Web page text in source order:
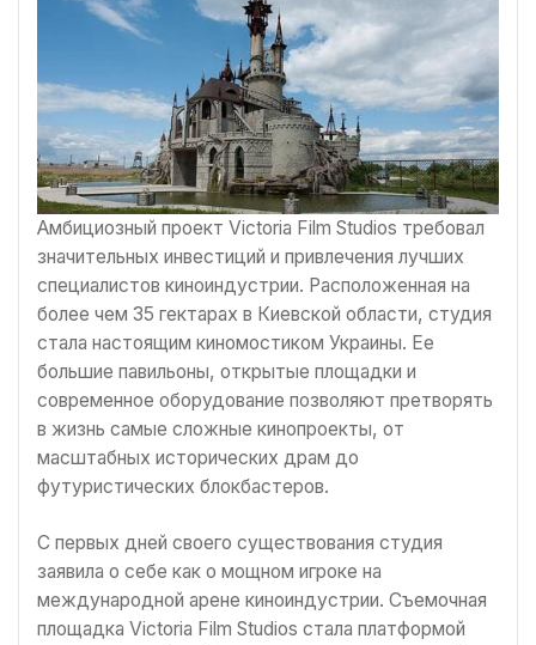
Амбициозный проект Victoria Film Studios требовал
значительных инвестиций и привлечения лучших
специалистов киноиндустрии. Расположенная на
более чем 35 гектарах в Киевской области, студия
стала настоящим киномостиком Украины. Ее
большие павильоны, открытые площадки и
современное оборудование позволяют претворять
в жизнь самые сложные кинопроекты, от
масштабных исторических драм до
футуристических блокбастеров.
С первых дней своего существования студия
заявила о себе как о мощном игроке на
международной арене киноиндустрии. Съемочная
площадка Victoria Film Studios стала платформой